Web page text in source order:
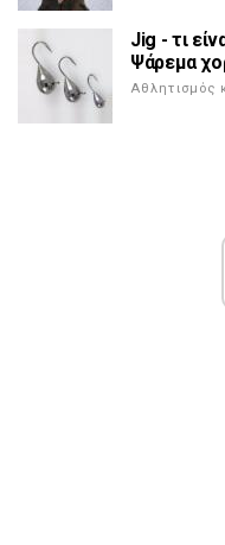
Jig - τι
Ψάρεμα
Αθλητισμός